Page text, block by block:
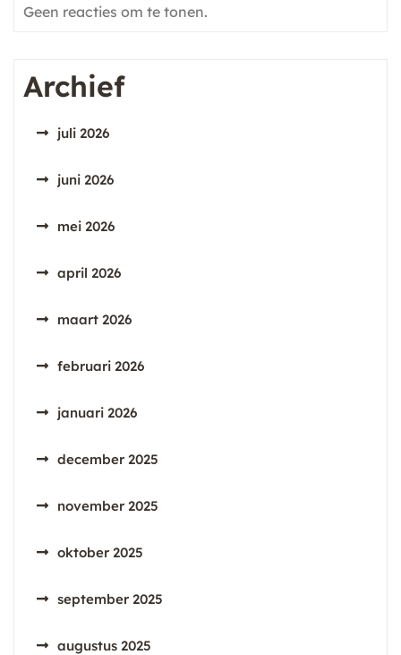
Geen reacties om te tonen.
Archief
juli 2026
juni 2026
mei 2026
april 2026
maart 2026
februari 2026
januari 2026
december 2025
november 2025
oktober 2025
september 2025
augustus 2025